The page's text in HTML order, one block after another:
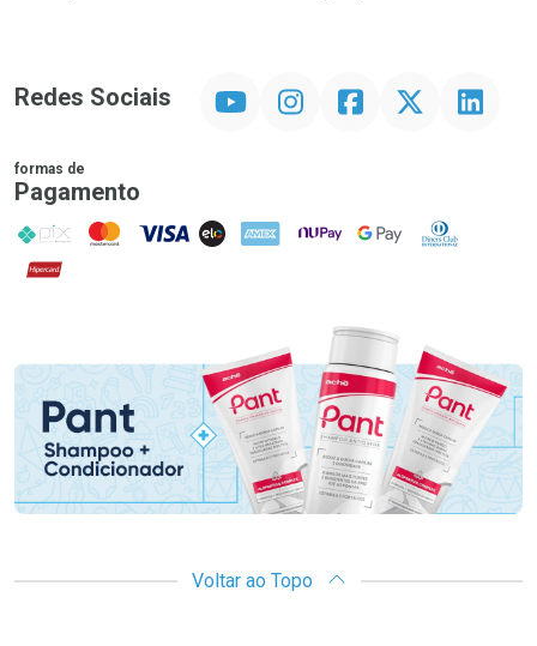
Redes Sociais InstagramFacebookTwitter Linkedin
formas de
Pagamento
PIX MasterCard
VISA ELO AMEX NuPay Google PayDiners Club
Hipercard
Promoção em Destaque
Voltar ao Topo